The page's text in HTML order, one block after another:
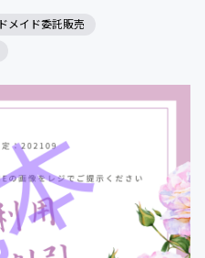
メイド委託販売